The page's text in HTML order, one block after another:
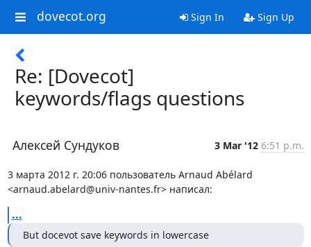
dovecot.org Sign In Sign Up
Re: [Dovecot]
keywords/flags questions
Алексей Сундуков 3 Mar '12 6:51 p.m.
3 марта 2012 г. 20:06 пользователь Arnaud Abélard
<arnaud.abelard@univ-nantes.fr> написал:
...
But docevot save keywords in lowercase